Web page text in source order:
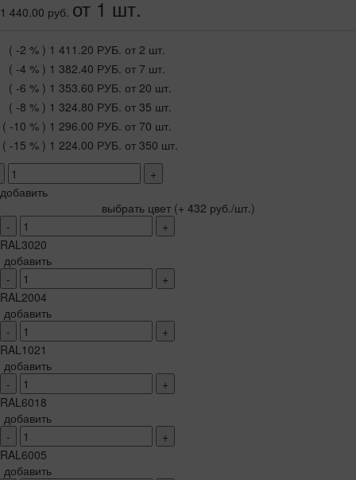
1 440.00 руб. от 1 шт.
( -2 % ) 1 411.20 РУБ. от 2 шт.
( -4 % ) 1 382.40 РУБ. от 7 шт.
( -6 % ) 1 353.60 РУБ. от 20 шт.
( -8 % ) 1 324.80 РУБ. от 35 шт.
( -10 % ) 1 296.00 РУБ. от 70 шт.
( -15 % ) 1 224.00 РУБ. от 350 шт.
+
добавить
выбрать цвет (+ 432 руб./шт.)
-
+
RAL3020
добавить
-
+
RAL2004
добавить
-
+
RAL1021
добавить
-
+
RAL6018
добавить
-
+
RAL6005
добавить